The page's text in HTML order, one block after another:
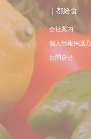
｜都給食
会社案内
個人情報保護
お問合せ